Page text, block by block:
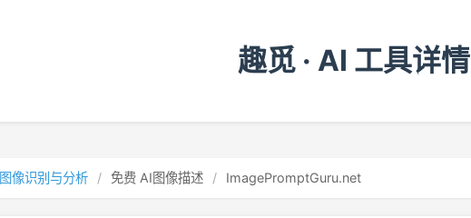
趣觅 · AI 工具详情
图像识别与分析 / 免费 AI图像描述 / ImagePromptGuru.net